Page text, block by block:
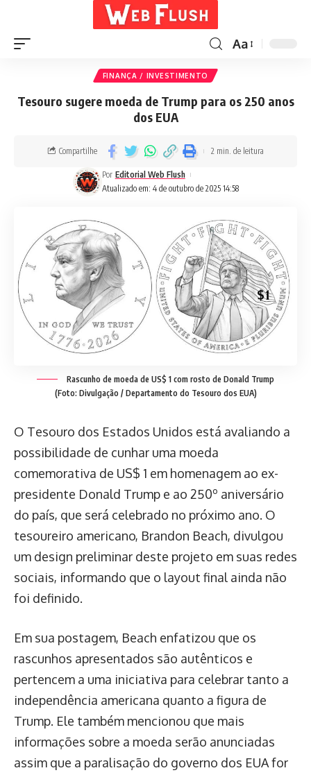
Aa
FINANÇA / INVESTIMENTO
Tesouro sugere moeda de Trump para os 250 anos
dos EUA
Atualizado em: 4 de outubro de 2025 14:58
Por Editorial Web Flush
Compartilhe 2 min. de leitura
Rascunho de moeda de US$ 1 com rosto de Donald Trump
(Foto: Divulgação / Departamento do Tesouro dos EUA)
O Tesouro dos Estados Unidos está avaliando a
possibilidade de cunhar uma moeda
comemorativa de US$ 1 em homenagem ao ex-
presidente Donald Trump e ao 250º aniversário
do país, que será celebrado no próximo ano. O
tesoureiro americano, Brandon Beach, divulgou
um design preliminar deste projeto em suas redes
sociais, informando que o layout final ainda não
foi definido.
Em sua postagem, Beach enfatizou que os
rascunhos apresentados são autênticos e
pertencem a uma iniciativa para celebrar tanto a
independência americana quanto a figura de
Trump. Ele também mencionou que mais
informações sobre a moeda serão anunciadas
assim que a paralisação do governo dos EUA for